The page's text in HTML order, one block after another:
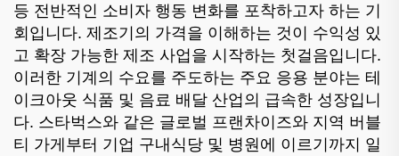
등 전반적인 소비자 행동 변화를 포착하고자 하는 기
회입니다. 제조기의 가격을 이해하는 것이 수익성 있
고 확장 가능한 제조 사업을 시작하는 첫걸음입니다.
이러한 기계의 수요를 주도하는 주요 응용 분야는 테
이크아웃 식품 및 음료 배달 산업의 급속한 성장입니
다. 스타벅스와 같은 글로벌 프랜차이즈와 지역 버블
티 가게부터 기업 구내식당 및 병원에 이르기까지 일